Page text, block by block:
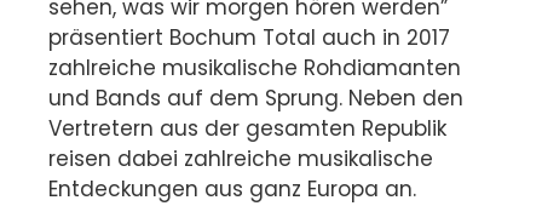
sehen, was wir morgen hören werden”
präsentiert Bochum Total auch in 2017
zahlreiche musikalische Rohdiamanten
und Bands auf dem Sprung. Neben den
Vertretern aus der gesamten Republik
reisen dabei zahlreiche musikalische
Entdeckungen aus ganz Europa an.